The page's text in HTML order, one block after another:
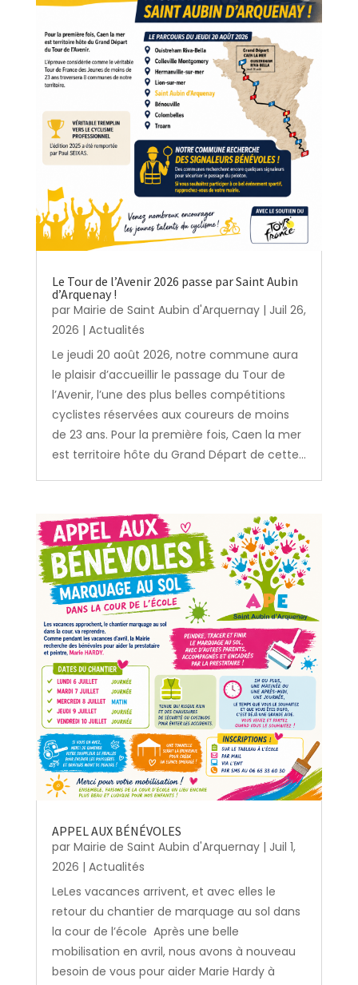
Le Tour de l’Avenir 2026 passe par Saint Aubin
d’Arquenay !
par Mairie de Saint Aubin d'Arquernay| Juil 26,
2026 | Actualités
Le jeudi 20 août 2026, notre commune aura
le plaisir d’accueillir le passage du Tour de
l’Avenir, l’une des plus belles compétitions
cyclistes réservées aux coureurs de moins
de 23 ans. Pour la première fois, Caen la mer
est territoire hôte du Grand Départ de cette...
APPEL AUX BÉNÉVOLES
par Mairie de Saint Aubin d'Arquernay| Juil 1,
2026 | Actualités
LeLes vacances arrivent, et avec elles le
retour du chantier de marquage au sol dans
la cour de l’école Après une belle
mobilisation en avril, nous avons à nouveau
besoin de vous pour aider Marie Hardy à